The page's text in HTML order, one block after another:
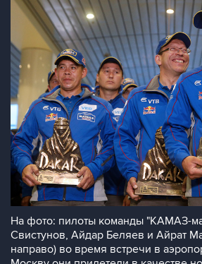
На фото: пилоты команды "КАМАЗ-
Свистунов, Айдар Беляев и Айрат
направо) во время встречи в